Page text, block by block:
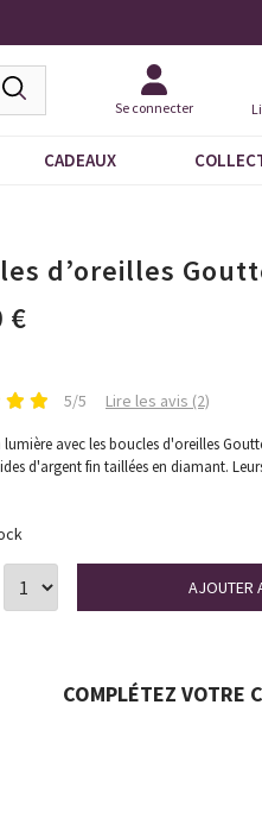
Se connecter
CADEAUX
d’oreilles
€
5/5 Lire les avis (2)
avec les boucles d'oreilles
d'argent fin taillées en diamant.
COMPLÉTEZ VOTRE